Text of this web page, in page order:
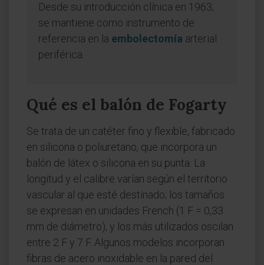
Desde su introducción clínica en 1963,
se mantiene como instrumento de
referencia en la embolectomía arterial
periférica.
Qué es el balón de Fogarty
Se trata de un catéter fino y flexible, fabricado
en silicona o poliuretano, que incorpora un
balón de látex o silicona en su punta. La
longitud y el calibre varían según el territorio
vascular al que esté destinado; los tamaños
se expresan en unidades French (1 F = 0,33
mm de diámetro), y los más utilizados oscilan
entre 2 F y 7 F. Algunos modelos incorporan
fibras de acero inoxidable en la pared del